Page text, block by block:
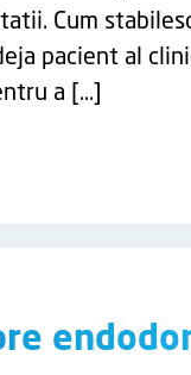
Cum
pacient al
a […]